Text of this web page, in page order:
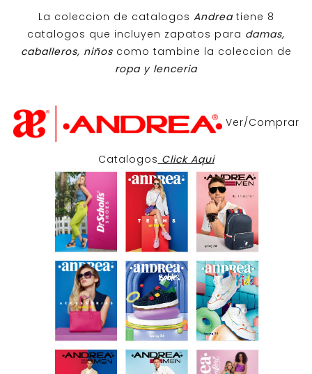
La coleccion de catalogos Andreatiene 8
catalogos que incluyen zapatos para damas,
caballeros, niños como tambine la coleccion de
ropa y lenceria
Ver/Comprar
Catalogos Click Aqui